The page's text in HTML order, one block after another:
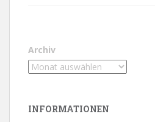
Archiv
INFORMATIONEN